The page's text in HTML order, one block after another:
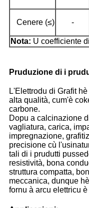
Cenere (≤) -
Nota: U coefficiente
Pruduzione di i
L'Elettrodu di Grafit
alta qualità, cum'è
carbone.
Dopu a calcinazione
vagliatura, carica,
impregnazione,
precisione cù
tali di i prudutti
resistività, bona
struttura compatta,
meccanica, dunque
fornu à arcu elettricu